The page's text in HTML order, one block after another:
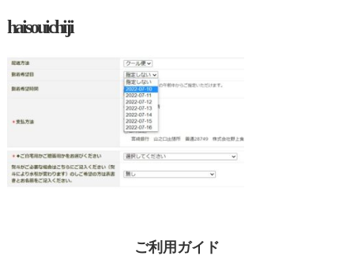
haisouichiji
ご利用ガイド